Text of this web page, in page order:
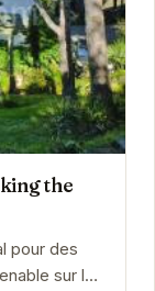
the
pour des
sur la